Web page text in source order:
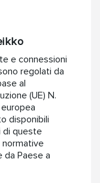
e connessioni
regolati da
al
(UE) N.
disponibili
di queste
normative
da Paese a